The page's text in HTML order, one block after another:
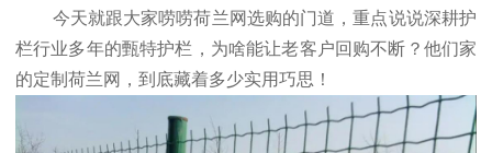
今天就跟大家唠唠荷兰网选购的门道，重点说说深耕护
栏行业多年的甄特护栏，为啥能让老客户回购不断？他们家
的定制荷兰网，到底藏着多少实用巧思！